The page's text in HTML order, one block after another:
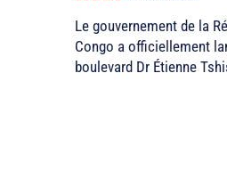
Le gouvernement de la
Congo a officiellement
boulevard Dr Étienne